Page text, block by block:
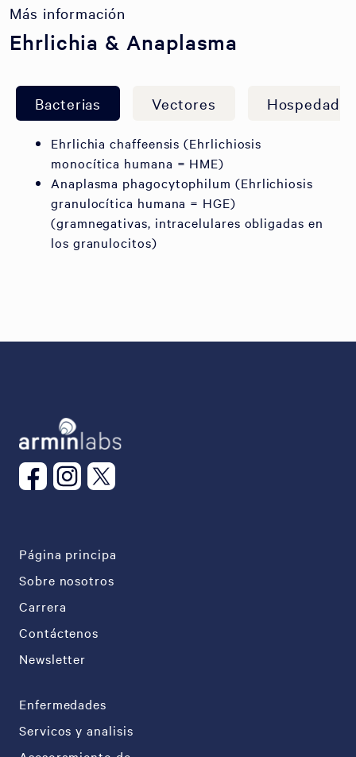
Más información
Ehrlichia & Anaplasma
Bacterias Vectores
Ehrlichia chaffeensis (Ehrlichiosis
monocítica humana = HME)
Anaplasma phagocytophilum (Ehrlichiosis
granulocítica humana = HGE)
(gramnegativas, intracelulares obligadas en
los granulocitos)
Página principa
Sobre nosotros
Carrera
Contáctenos
Newsletter
Enfermedades
Servicos y analisis